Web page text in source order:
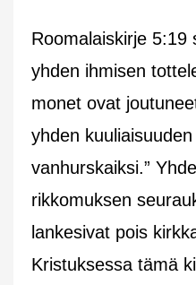
Roomalaiskirje 5:19
yhden ihmisen
monet ovat
yhden
vanhurskaiksi.”
rikkomuksen
lankesivat pois
Kristuksessa tämä